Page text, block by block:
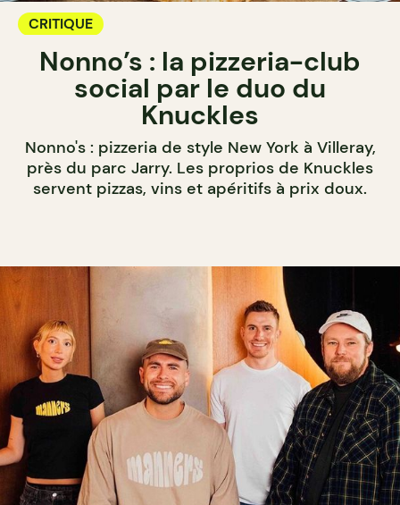
CRITIQUE
Nonno’s : la pizzeria-club
social par le duo du
Knuckles
Nonno's : pizzeria de style New York à Villeray,
près du parc Jarry. Les proprios de Knuckles
servent pizzas, vins et apéritifs à prix doux.